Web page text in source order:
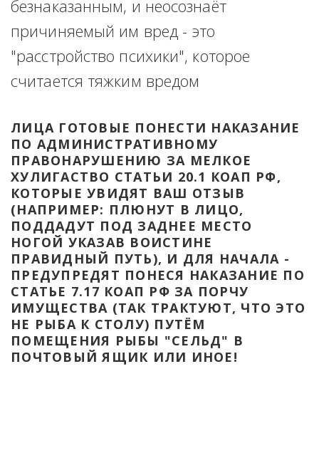
безнаказанным, и неосознаёт
причиняемый им вред - это
"расстройство психики", которое
считается тяжким вредом
ЛИЦА ГОТОВЫЕ ПОНЕСТИ НАКАЗАНИЕ
ПО АДМИНИСТРАТИВНОМУ
ПРАВОНАРУШЕНИЮ ЗА МЕЛКОЕ
ХУЛИГАСТВО СТАТЬИ 20.1 КОАП РФ,
КОТОРЫЕ УВИДЯТ ВАШ ОТЗЫВ
(НАПРИМЕР: ПЛЮНУТ В ЛИЦО,
ПОДДАДУТ ПОД ЗАДНЕЕ МЕСТО
НОГОЙ УКАЗАВ ВОИСТИНЕ
ПРАВИДНЫЙ ПУТЬ), И ДЛЯ НАЧАЛА -
ПРЕДУПРЕДЯТ ПОНЕСЯ НАКАЗАНИЕ ПО
СТАТЬЕ 7.17 КОАП РФ ЗА ПОРЧУ
ИМУЩЕСТВА (ТАК ТРАКТУЮТ, ЧТО ЭТО
НЕ РЫБА К СТОЛУ) ПУТЁМ
ПОМЕЩЕНИЯ РЫБЫ "СЕЛЬД" В
ПОЧТОВЫЙ ЯЩИК ИЛИ ИНОЕ!